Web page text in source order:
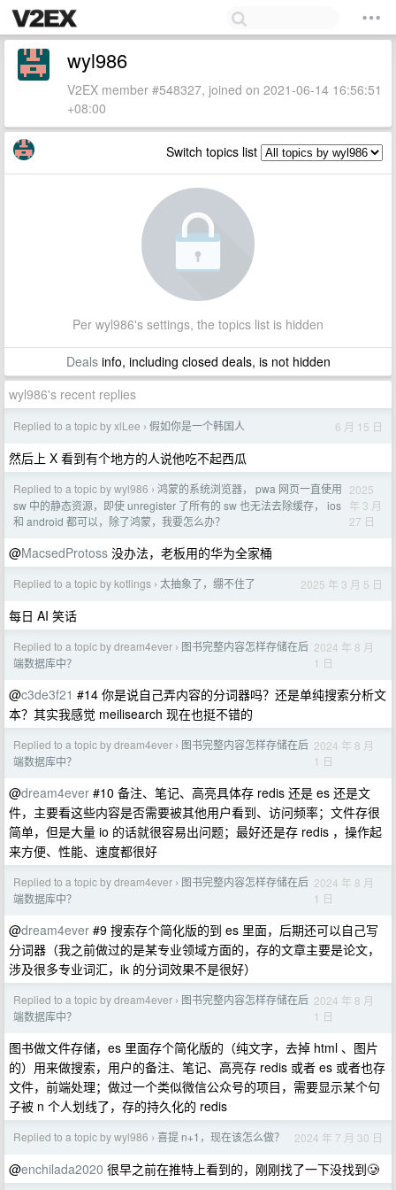
wyl986
V2EX member #548327, joined on 2021-06-14 16:56:51
+08:00
Switch topics list
Per wyl986's settings, the topics list is hidden
Dealsinfo, including closed deals, is not hidden
wyl986's recent replies
Replied to a topic by xlLee › 假如你是一个韩国人 6 月 15 日
然后上 X 看到有个地方的人说他吃不起西瓜
Replied to a topic by wyl986 › 鸿蒙的系统浏览器， pwa 网页一直使用
sw 中的静态资源，即使 unregister 了所有的 sw 也无法去除缓存， ios
和 android 都可以，除了鸿蒙，我要怎么办？
2025
年 3 月
27 日
@MacsedProtoss 没办法，老板用的华为全家桶
Replied to a topic by kotlings › 太抽象了，绷不住了 2025 年 3 月 5 日
每日 AI 笑话
Replied to a topic by dream4ever › 图书完整内容怎样存储在后
端数据库中？
2024 年 8 月
1 日
@c3de3f21 #14 你是说自己弄内容的分词器吗？还是单纯搜索分析文
本？其实我感觉 meilisearch 现在也挺不错的
Replied to a topic by dream4ever › 图书完整内容怎样存储在后
端数据库中？
2024 年 8 月
1 日
@dream4ever #10 备注、笔记、高亮具体存 redis 还是 es 还是文
件，主要看这些内容是否需要被其他用户看到、访问频率；文件存很
简单，但是大量 io 的话就很容易出问题；最好还是存 redis ，操作起
来方便、性能、速度都很好
Replied to a topic by dream4ever › 图书完整内容怎样存储在后
端数据库中？
2024 年 8 月
1 日
@dream4ever #9 搜索存个简化版的到 es 里面，后期还可以自己写
分词器（我之前做过的是某专业领域方面的，存的文章主要是论文，
涉及很多专业词汇，ik 的分词效果不是很好）
Replied to a topic by dream4ever › 图书完整内容怎样存储在后
端数据库中？
2024 年 8 月
1 日
图书做文件存储，es 里面存个简化版的（纯文字，去掉 html 、图片
的）用来做搜索，用户的备注、笔记、高亮存 redis 或者 es 或者也存
文件，前端处理；做过一个类似微信公众号的项目，需要显示某个句
子被 n 个人划线了，存的持久化的 redis
Replied to a topic by wyl986 › 喜提 n+1，现在该怎么做？ 2024 年 7 月 30 日
@enchilada2020 很早之前在推特上看到的，刚刚找了一下没找到🥲